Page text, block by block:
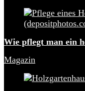
Wie pflegt man ein
Magazin